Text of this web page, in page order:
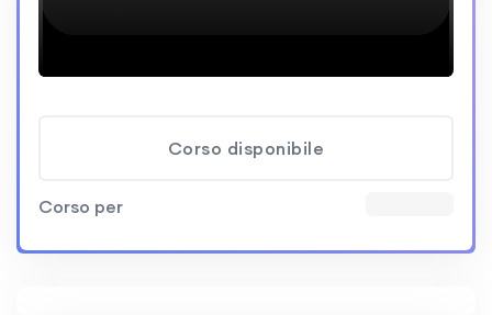
Corso disponibile
Corso per